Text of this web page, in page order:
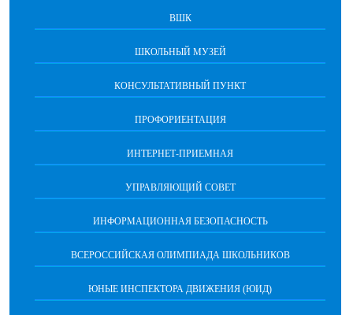
ВШК
ШКОЛЬНЫЙ МУЗЕЙ
КОНСУЛЬТАТИВНЫЙ ПУНКТ
ПРОФОРИЕНТАЦИЯ
ИНТЕРНЕТ-ПРИЕМНАЯ
УПРАВЛЯЮЩИЙ СОВЕТ
ИНФОРМАЦИОННАЯ БЕЗОПАСНОСТЬ
ВСЕРОССИЙСКАЯ ОЛИМПИАДА ШКОЛЬНИКОВ
ЮНЫЕ ИНСПЕКТОРА ДВИЖЕНИЯ (ЮИД)